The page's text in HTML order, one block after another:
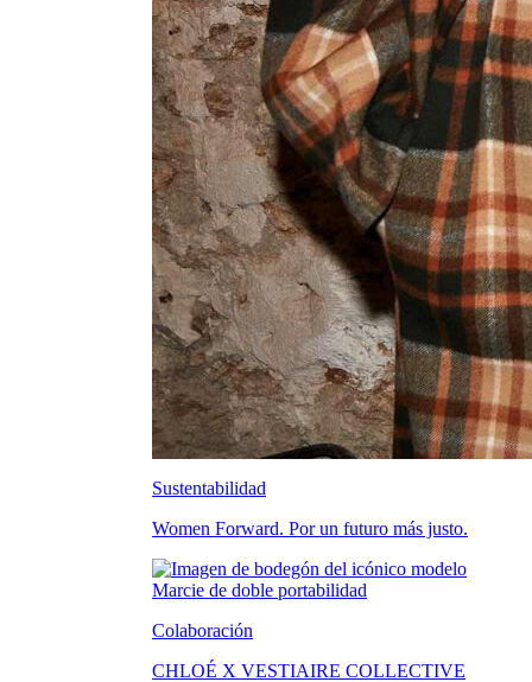
Sustentabilidad
Women Forward. Por un futuro más justo.
Colaboración
CHLOÉ X VESTIAIRE COLLECTIVE